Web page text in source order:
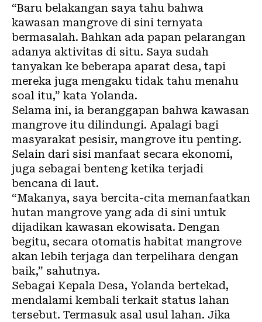
“Baru belakangan saya tahu bahwa
kawasan mangrove di sini ternyata
bermasalah. Bahkan ada papan pelarangan
adanya aktivitas di situ. Saya sudah
tanyakan ke beberapa aparat desa, tapi
mereka juga mengaku tidak tahu menahu
soal itu,” kata Yolanda.
Selama ini, ia beranggapan bahwa kawasan
mangrove itu dilindungi. Apalagi bagi
masyarakat pesisir, mangrove itu penting.
Selain dari sisi manfaat secara ekonomi,
juga sebagai benteng ketika terjadi
bencana di laut.
“Makanya, saya bercita-cita memanfaatkan
hutan mangrove yang ada di sini untuk
dijadikan kawasan ekowisata. Dengan
begitu, secara otomatis habitat mangrove
akan lebih terjaga dan terpelihara dengan
baik,” sahutnya.
Sebagai Kepala Desa, Yolanda bertekad,
mendalami kembali terkait status lahan
tersebut. Termasuk asal usul lahan. Jika